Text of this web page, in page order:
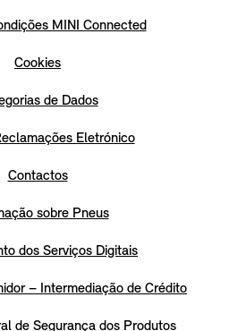
MINI Connected
Cookies
de Dados
Eletrónico
Contactos
sobre Pneus
dos Serviços Digitais
– Intermediação de Crédito
de Segurança dos Produtos